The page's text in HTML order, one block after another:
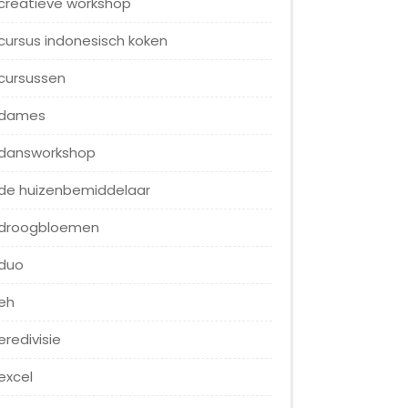
indonesisch koken
huizenbemiddelaar